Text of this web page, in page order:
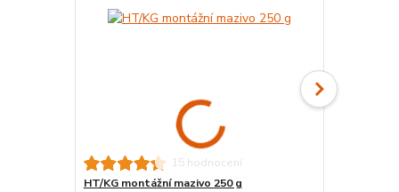
15 hodnocení
HT/KG montážní mazivo 250 g